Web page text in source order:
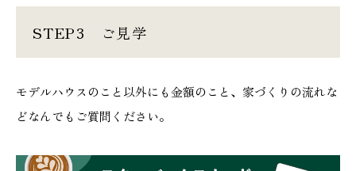
STEP3 ご見学
モデルハウスのこと以外にも金額のこと、家づくりの流れな
どなんでもご質問ください。